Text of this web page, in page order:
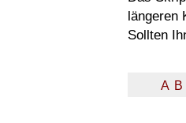
längeren
Sollten
A B